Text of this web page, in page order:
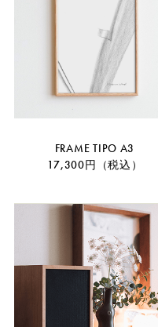
FRAME TIPO A3
17,300円（税込）